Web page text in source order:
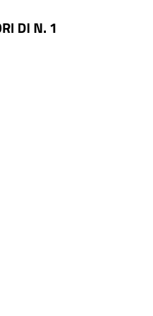
DI N. 1